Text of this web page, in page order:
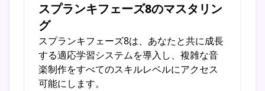
スプランキフェーズ8のマスタリン
グ
スプランキフェーズ8は、あなたと共に成長
する適応学習システムを導入し、複雑な音
楽制作をすべてのスキルレベルにアクセス
可能にします。